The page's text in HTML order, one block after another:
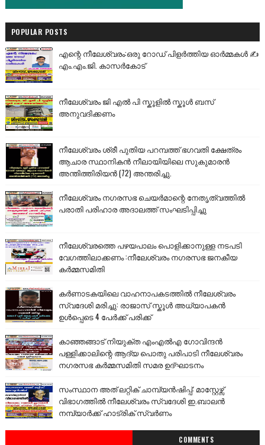
POPULAR POSTS
എന്റെ നീലേശ്വരം:ഒരു റോഡ് പിളർത്തിയ ഓർമ്മകൾ ✍️
എം.എം.ജി. കാസർകോട്
നീലേശ്വരം ജി എൽ പി സ്കൂളിൽ സ്കൂൾ ബസ്
അനുവദിക്കണം
നീലേശ്വരം ശ്രീ പുതിയ പറമ്പത്ത് ഭഗവതി ക്ഷേത്രം
ആചാര സ്ഥാനികൻ നീലായിയിലെ സുകുമാരൻ
അന്തിത്തിരിയൻ (72) അന്തരിച്ചു.
നീലേശ്വരം നഗരസഭ ചെയർമാന്റെ നേതൃത്വത്തിൽ
പരാതി പരിഹാര അദാലത്ത് സംഘടിപ്പിച്ചു
നീലേശ്വരത്തെ പഴയപാലം പൊളിക്കാനുള്ള നടപടി
വേഗത്തിലാക്കണം :നീലേശ്വരം നഗരസഭ ജനകീയ
കർമ്മസമിതി
കർണാടകയിലെ വാഹനാപകടത്തിൽ നീലേശ്വരം
സ്വദേശി മരിച്ചു: രാജാസ് സ്കൂൾ അധ്യാപകൻ
ഉൾപ്പെടെ 4 പേർക്ക് പരിക്ക്
കാഞ്ഞങ്ങാട് നിയുക്ത എംഎൽഎ ഗോവിന്ദൻ
പള്ളിക്കാലിന്റെ ആദ്യ പൊതു പരിപാടി നീലേശ്വരം
നഗരസഭ കർമ്മസമിതി സമര ഉദ്ഘാടനം
സംസ്ഥാന അത് ലറ്റിക് ചാമ്പ്യൻഷിപ്പ്: മാസ്റ്റേഴ്സ്
വിഭാഗത്തിൽ നീലേശ്വരം സ്വദേശി ഇ.ബാലൻ
നമ്പ്യാർക്ക് ഹാട്രിക് സ്വർണം
COMMENTS